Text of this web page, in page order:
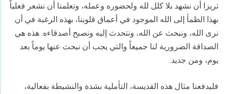
تريزا أن نشهد بلا كلل لله ولحضوره وعمله، وتعلمنا أن نشعر فعلياً
بهذا الظمأ إلى الله الموجود في أعماق قلوبنا، بهذه الرغبة في أن
نرى الله، ونبحث عن الله، ونتحدث إليه ونصبح أصدقاءه. هذه هي
الصداقة الضرورية لنا جميعاً والتي يجب أن نبحث عنها يوماً بعد
يوم، ومن جديد.
فليدفعنا مثال هذه القديسة، التأملية بشدة والنشيطة بفعالية،